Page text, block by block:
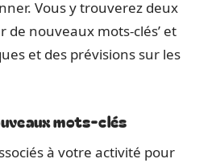
Vous y trouverez deux
de nouveaux mots-clés’ et
et des prévisions sur les
mots-clés
à votre activité pour